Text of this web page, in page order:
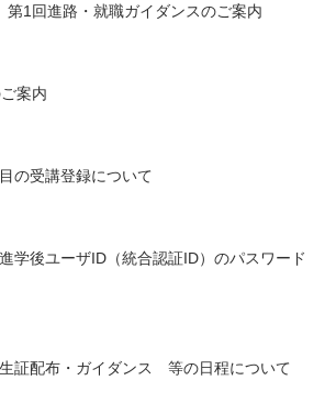
第1回進路・就職ガイダンスのご案内
案内
の受講登録について
学後ユーザID（統合認証ID）のパスワード
生証配布・ガイダンス 等の日程について